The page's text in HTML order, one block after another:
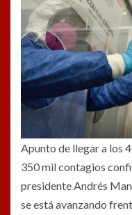
Apunto de llegar a los
350 mil contagios
presidente Andrés
se está avanzando